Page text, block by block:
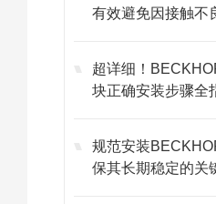
有效避免因接触不
超详细！
块正确安装步骤全
规范安装
保其长期稳定的关